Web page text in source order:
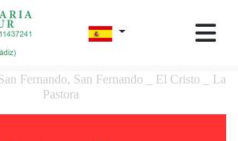
Fernando, San Fernando _ El Cristo _ La
Pastora